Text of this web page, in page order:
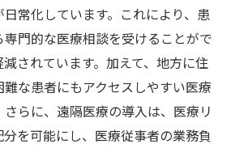
常化しています。これにより、患
門的な医療相談を受けることがで
されています。加えて、地方に住
な患者にもアクセスしやすい医療
らに、遠隔医療の導入は、医療リ
を可能にし、医療従事者の業務負